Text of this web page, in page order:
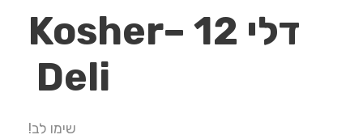
דלי 12 –
Kosher
Deli
שימו לב!